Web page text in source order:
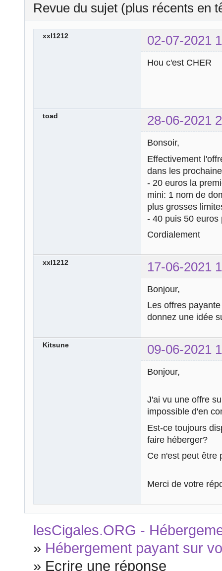
Revue du sujet (plus récents en
xxl1212 02-07-2021
Hou c'est CHER
toad 28-06-2021
Bonsoir,
Effectivement
dans les
- 20 euros la
mini: 1 nom de
plus grosses
- 40 puis 50 euros
Cordialement
xxl1212 17-06-2021
Bonjour,
Les offres
donnez une idée
Kitsune 09-06-2021
Bonjour,
J'ai vu une offre
impossible d'en
Est-ce toujours
faire héberger?
Ce n'est peut être
Merci de votre
lesCigales.ORG -
» Hébergement payant sur
» Ecrire une réponse